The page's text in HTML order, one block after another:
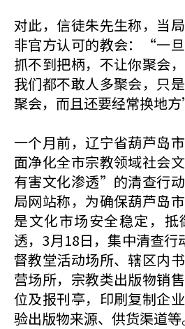
对此，信徒朱先生称，当
非官方认可的教会：“一
抓不到把柄，不让你聚会
我们都不敢人多聚会，只
聚会，而且还要经常换地方
一个月前，辽宁省葫芦岛
面净化全市宗教领域社会
有害文化渗透”的清查行
局网站称，为确保葫芦岛
是文化市场安全稳定，
透，3月18日，集中清查行
督教堂活动场所、辖区内
营场所，宗教类出版物销
位及报刊亭，印刷复制企
验出版物来源、供货渠道等